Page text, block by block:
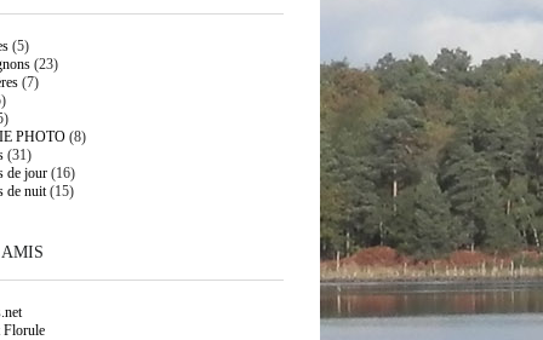
(5)
(23)
(7)
PHOTO(8)
(31)
de jour(16)
de nuit(15)
Florule